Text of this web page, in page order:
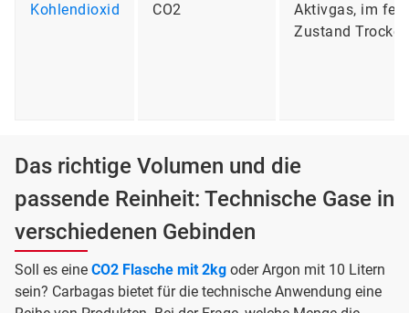
Kohlendioxid CO2
Aktivgas, im
Zustand
Das richtige Volumen und die
passende Reinheit: Technische Gase in
verschiedenen Gebinden
Soll es eine CO2 Flasche mit 2kg oder Argon mit 10 Litern
sein? Carbagas bietet für die technische Anwendung eine